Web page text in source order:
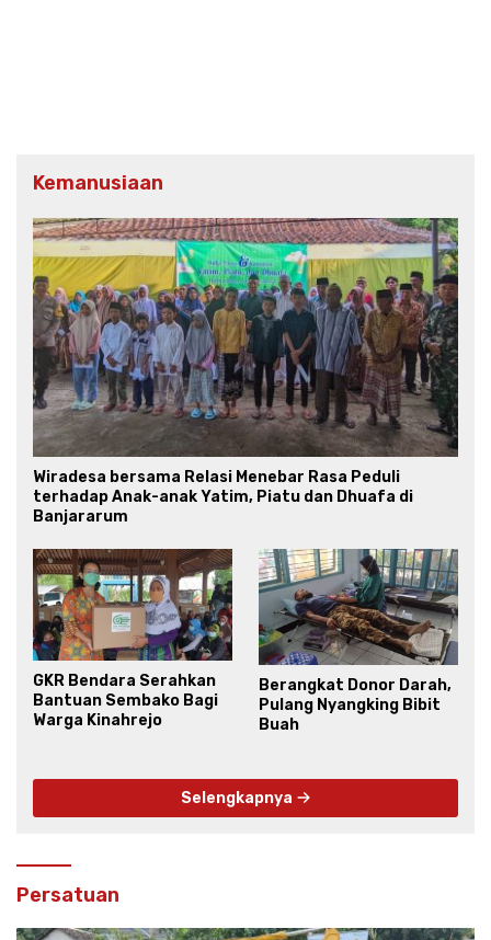
Kemanusiaan
Wiradesa bersama Relasi Menebar Rasa Peduli
terhadap Anak-anak Yatim, Piatu dan Dhuafa di
Banjararum
GKR Bendara Serahkan
Bantuan Sembako Bagi
Warga Kinahrejo
Berangkat Donor Darah,
Pulang Nyangking Bibit
Buah
Selengkapnya
Persatuan